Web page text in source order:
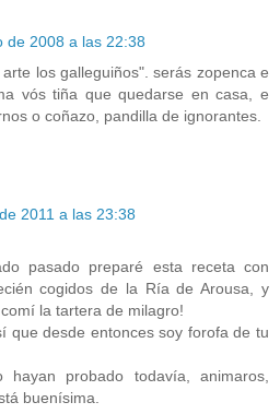
de 2008 a las 22:38
los galleguiños". serás zopenca e
vós tiña que quedarse en casa, e
o coñazo, pandilla de ignorantes.
2011 a las 23:38
pasado preparé esta receta con
cogidos de la Ría de Arousa, y
la tartera de milagro!
que desde entonces soy forofa de tu
probado todavía, animaros,
buenísima.